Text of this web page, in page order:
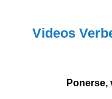
Videos
Ponerse,